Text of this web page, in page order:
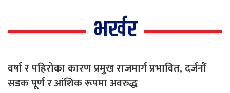
भर्खर
वर्षा र पहिरोका कारण प्रमुख राजमार्ग प्रभावित, दर्जनौँ
सडक पूर्ण र आंशिक रूपमा अवरुद्ध